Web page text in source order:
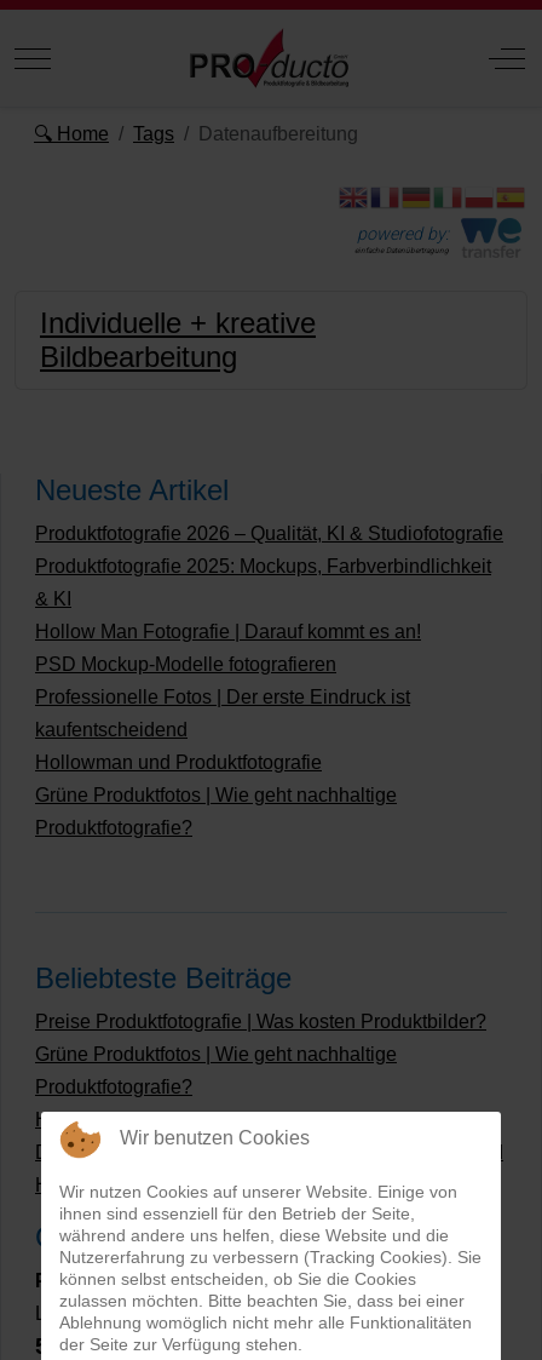
Mobile Menu Toggle Off-
🔍 Home Tags Datenaufbereitung
powered by:
einfache Datenübertragung
Individuelle + kreative
Bildbearbeitung
Neueste Artikel
Produktfotografie 2026 – Qualität, KI & Studiofotografie
Produktfotografie 2025: Mockups, Farbverbindlichkeit
& KI
Hollow Man Fotografie | Darauf kommt es an!
PSD Mockup-Modelle fotografieren
Professionelle Fotos | Der erste Eindruck ist
kaufentscheidend
Hollowman und Produktfotografie
Grüne Produktfotos | Wie geht nachhaltige
Produktfotografie?
Beliebteste Beiträge
Preise Produktfotografie | Was kosten Produktbilder?
Grüne Produktfotos | Wie geht nachhaltige
Produktfotografie?
Hollow Man Fotografie | Darauf kommt es an!
Dateiformate und Bilder mit transparentem Hintergrund
Hollowman und Produktfotografie
Google Rezensionen
PRO-ducto GmbH, Fotografie und Bildbearbeitung in
Lichtenau
5,0⭐⭐⭐⭐⭐bei144 Google-Rezensionen
Wir benutzen Cookies
Wir nutzen Cookies auf unserer Website. Einige von
ihnen sind essenziell für den Betrieb der Seite,
während andere uns helfen, diese Website und die
Nutzererfahrung zu verbessern (Tracking Cookies). Sie
können selbst entscheiden, ob Sie die Cookies
zulassen möchten. Bitte beachten Sie, dass bei einer
Ablehnung womöglich nicht mehr alle Funktionalitäten
der Seite zur Verfügung stehen.